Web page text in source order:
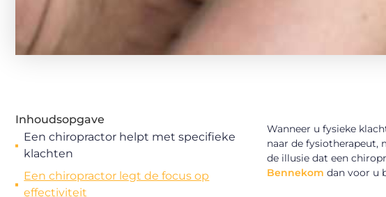
Inhoudsopgave
Een chiropractor helpt met specifieke
klachten
Een chiropractor legt de focus op
effectiviteit
Wanneer u fysieke
naar de fysiotherapeut,
de illusie dat een
Bennekom dan voor u